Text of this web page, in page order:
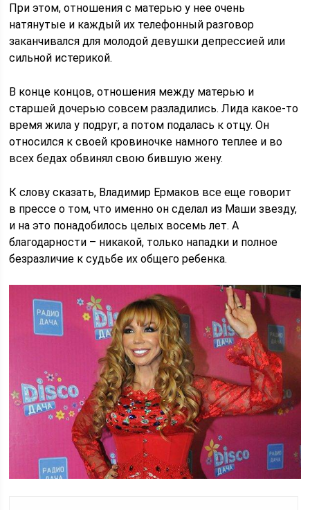
При этом, отношения с матерью у нее очень
натянутые и каждый их телефонный разговор
заканчивался для молодой девушки депрессией или
сильной истерикой.
В конце концов, отношения между матерью и
старшей дочерью совсем разладились. Лида какое-то
время жила у подруг, а потом подалась к отцу. Он
относился к своей кровиночке намного теплее и во
всех бедах обвинял свою бившую жену.
К слову сказать, Владимир Ермаков все еще говорит
в прессе о том, что именно он сделал из Маши звезду,
и на это понадобилось целых восемь лет. А
благодарности – никакой, только нападки и полное
безразличие к судьбе их общего ребенка.